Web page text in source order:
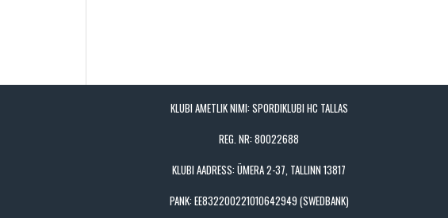
KLUBI AMETLIK NIMI: SPORDIKLUBI HC TALLAS
REG. NR: 80022688
KLUBI AADRESS: ÜMERA 2-37, TALLINN 13817
PANK: EE832200221010642949 (SWEDBANK)